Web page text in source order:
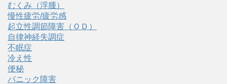
むくみ（浮腫）
慢性疲労/疲労感
起立性調節障害（ＯＤ）
自律神経失調症
不眠症
冷え性
便秘
パニック障害